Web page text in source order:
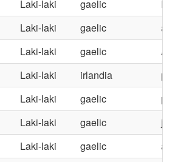
Laki-laki gaelic
Laki-laki gaelic
Laki-laki gaelic
Laki-laki irlandia
Laki-laki gaelic
Laki-laki gaelic
Laki-laki gaelic